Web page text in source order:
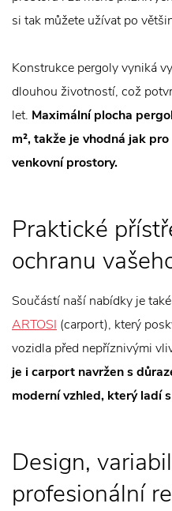
si tak můžete užívat po
Konstrukce pergoly vyniká
dlouhou životností, což
let. Maximální plocha
m², takže je vhodná jak
venkovní prostory.
Praktické
ochranu
Součástí naší nabídky je také
ARTOSI (carport), který
vozidla před nepříznivými
je i carport navržen s
moderní vzhled, který ladí
Design,
profesionální